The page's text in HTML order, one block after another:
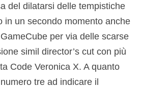
del dilatarsi delle tempistiche
in un secondo momento anche
per via delle scarse
simil director’s cut con più
Code Veronica X. A quanto
tre ad indicare il